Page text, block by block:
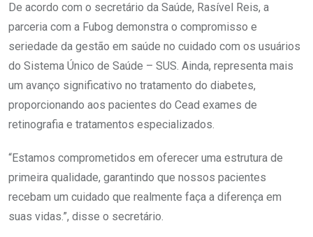
De acordo com o secretário da Saúde, Rasível Reis, a
parceria com a Fubog demonstra o compromisso e
seriedade da gestão em saúde no cuidado com os usuários
do Sistema Único de Saúde – SUS. Ainda, representa mais
um avanço significativo no tratamento do diabetes,
proporcionando aos pacientes do Cead exames de
retinografia e tratamentos especializados.
“Estamos comprometidos em oferecer uma estrutura de
primeira qualidade, garantindo que nossos pacientes
recebam um cuidado que realmente faça a diferença em
suas vidas.”, disse o secretário.